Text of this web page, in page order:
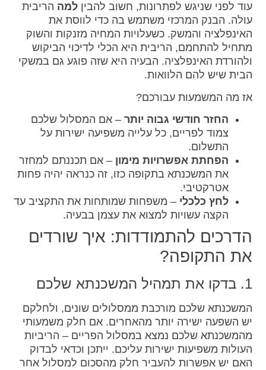
עוד לפני שניגש לפתרונות, חשוב להבין למה הריבית
עולה. הבנק המרכזי משתמש בה כדי לווסת את
האינפלציה והמשק. כשעלויות המחיה מזנקות והשוק
מתחיל להתחמם, הריבית היא הכלי לדיכוי הביקוש
ולהורדת האינפלציה. הבעיה היא שזה פוגע גם במשקי
הבית שיש להם הלוואות.
אז מה המשמעות עבורכם?
החזר חודשי גבוה יותר– אם המסלול שלכם
צמוד לפריים, כל עלייה משפיעה ישירות על
התשלום.
הפחתת אפשרויות מימון – אם תכננתם למחזר
את המשכנתא בתקופה כזו, זה כנראה יהיה פחות
אטרקטיבי.
לחץ כלכלי – משפחות שמותחות את התקציב עד
הקצה עשויות למצוא את עצמן בבעיה.
הדרכים להתמודדות: איך שורדים
את התקופה?
1. בדקו את תמהיל המשכנתא שלכם
המשכנתא שלכם מורכבת ממסלולים שונים, ולחלקם
יש השפעה ישירה יותר מהאחרים. אם חלק משמעותי
מהמשכנתא שלכם נמצא במסלול הפריים – הריביות
העולות משפיעות ישירות עליכם. ייתכן וכדאי לבדוק
האם יש אפשרות להעביר חלק מהסכום למסלול אחר